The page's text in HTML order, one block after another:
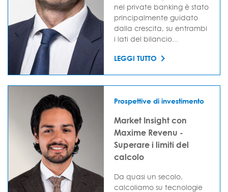
nel private banking è stato
principalmente guidato
dalla crescita, su entrambi
i lati del bilancio...
LEGGI TUTTO
Prospettive di investimento
Market Insight con
Maxime Revenu -
Superare i limiti del
calcolo
Da quasi un secolo,
calcoliamo su tecnologie